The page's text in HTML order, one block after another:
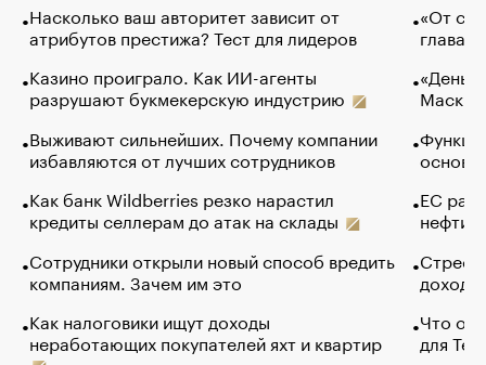
Насколько ваш авторитет зависит от
атрибутов престижа? Тест для лидеров
Казино проиграло. Как ИИ-агенты
разрушают букмекерскую индустрию
Выживают сильнейших. Почему компании
избавляются от лучших сотрудников
Как банк Wildberries резко нарастил
кредиты селлерам до атак на склады
Сотрудники открыли новый способ вредить
компаниям. Зачем им это
Как налоговики ищут доходы
неработающих покупателей яхт и квартир
«От
глава
Маск в
основ
ЕС
нефти
Что
для